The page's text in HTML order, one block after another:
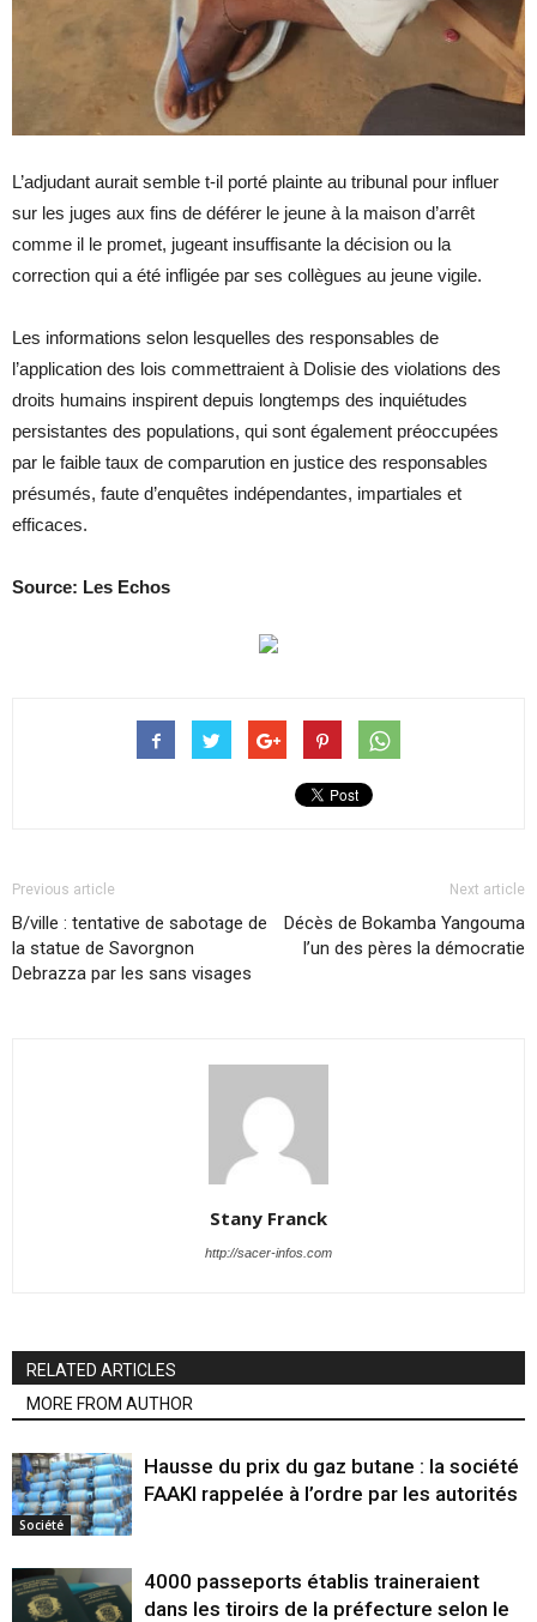
L’adjudant aurait semble t-il porté plainte au tribunal pour influer
sur les juges aux fins de déférer le jeune à la maison d’arrêt
comme il le promet, jugeant insuffisante la décision ou la
correction qui a été infligée par ses collègues au jeune vigile.
Les informations selon lesquelles des responsables de
l’application des lois commettraient à Dolisie des violations des
droits humains inspirent depuis longtemps des inquiétudes
persistantes des populations, qui sont également préoccupées
par le faible taux de comparution en justice des responsables
présumés, faute d’enquêtes indépendantes, impartiales et
efficaces.
Source: Les Echos
Previous article
B/ville : tentative de sabotage de
la statue de Savorgnon
Debrazza par les sans visages
Next article
Décès de Bokamba Yangouma
l’un des pères la démocratie
Stany Franck
http://sacer-infos.com
RELATED ARTICLES
MORE FROM AUTHOR
Société
Hausse du prix du gaz butane : la société
FAAKI rappelée à l’ordre par les autorités
4000 passeports établis traineraient
dans les tiroirs de la préfecture selon le